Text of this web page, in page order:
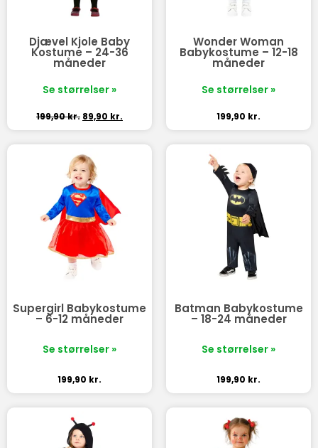
Djævel Kjole Baby
Kostume – 24-36
måneder
Se størrelser »
199,90kr. 89,90 kr.
Wonder Woman
Babykostume – 12-18
måneder
Se størrelser »
199,90 kr.
Supergirl Babykostume
– 6-12 måneder
Se størrelser »
199,90 kr.
Batman Babykostume
– 18-24 måneder
Se størrelser »
199,90 kr.